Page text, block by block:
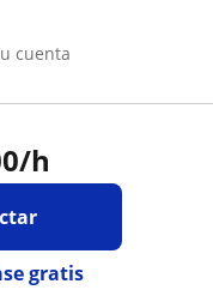
cuenta
/h
gratis